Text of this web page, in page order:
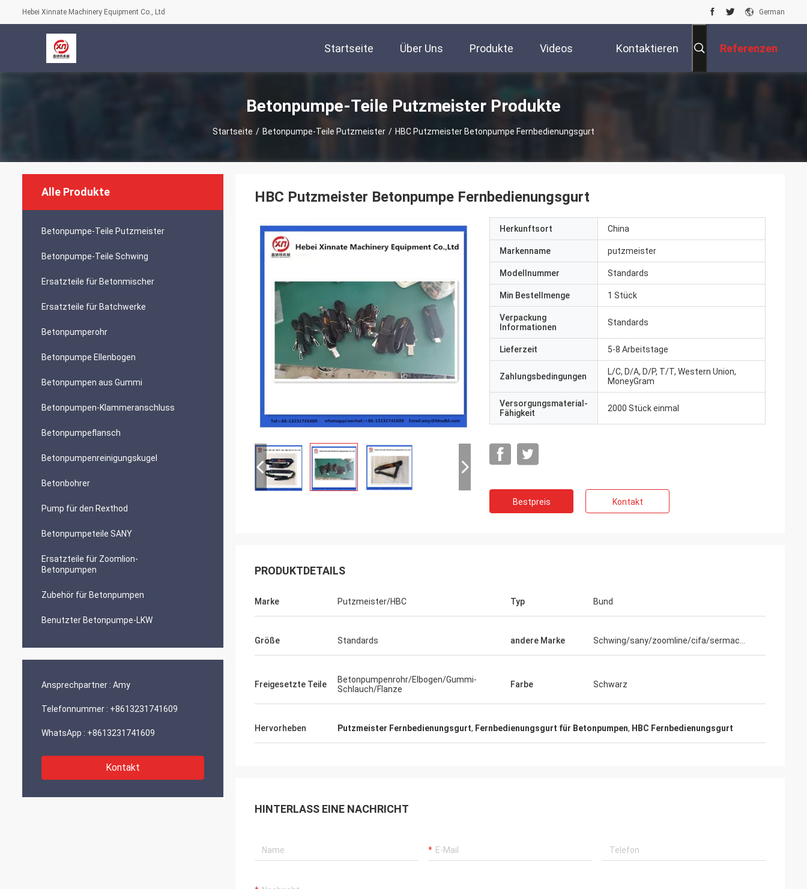
Hebei Xinnate Machinery Equipment Co., Ltd German
Startseite Über Uns Produkte Videos Kontaktieren Referenzen
Betonpumpe-Teile Putzmeister Produkte
Startseite / Betonpumpe-Teile Putzmeister / HBC Putzmeister Betonpumpe Fernbedienungsgurt
Alle Produkte
Betonpumpe-Teile Putzmeister
Betonpumpe-Teile Schwing
Ersatzteile für Betonmischer
Ersatzteile für Batchwerke
Betonpumperohr
Betonpumpe Ellenbogen
Betonpumpen aus Gummi
Betonpumpen-Klammeranschluss
Betonpumpeflansch
Betonpumpenreinigungskugel
Betonbohrer
Pump für den Rexthod
Betonpumpeteile SANY
Ersatzteile für Zoomlion-
Betonpumpen
Zubehör für Betonpumpen
Benutzter Betonpumpe-LKW
Ansprechpartner : Amy
Telefonnummer : +8613231741609
WhatsApp : +8613231741609
Kontakt
HBC Putzmeister Betonpumpe Fernbedienungsgurt
Herkunftsort China
Markenname putzmeister
Modellnummer Standards
Min Bestellmenge 1 Stück
Verpackung
Informationen
Standards
Lieferzeit 5-8 Arbeitstage
Zahlungsbedingungen
L/C, D/A, D/P, T/T, Western Union,
MoneyGram
Versorgungsmaterial-
Fähigkeit
2000 Stück einmal
Bestpreis Kontakt
PRODUKTDETAILS
Marke Putzmeister/HBC Typ Bund
Größe Standards andere Marke Schwing/sany/zoomline/cifa/sermac...
Freigesetzte Teile
Betonpumpenrohr/Elbogen/Gummi-
Schlauch/Flanze
Farbe Schwarz
Hervorheben Putzmeister Fernbedienungsgurt, Fernbedienungsgurt für Betonpumpen, HBC Fernbedienungsgurt
HINTERLASS EINE NACHRICHT